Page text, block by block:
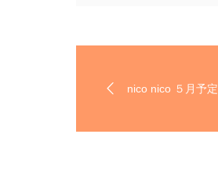
nico nico ５月予定